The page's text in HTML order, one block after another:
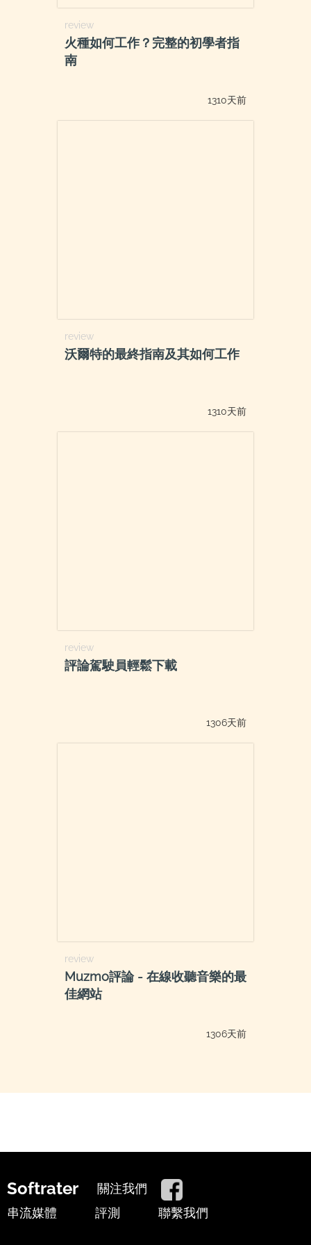
review
火種如何工作？完整的初學者指
南
1310天前
review
沃爾特的最終指南及其如何工作
1310天前
review
評論駕駛員輕鬆下載
1306天前
review
Muzmo評論 - 在線收聽音樂的最
佳網站
1306天前
Softrater
關注我們
串流媒體
評測 聯繫我們